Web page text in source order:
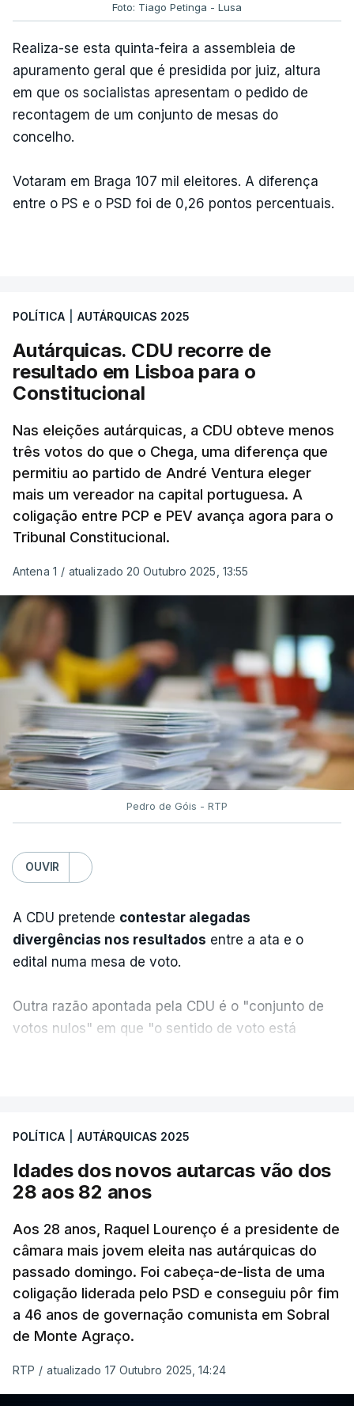
Foto: Tiago Petinga - Lusa
Realiza-se esta quinta-feira a assembleia de
apuramento geral que é presidida por juiz, altura
em que os socialistas apresentam o pedido de
recontagem de um conjunto de mesas do
concelho.
Votaram em Braga 107 mil eleitores. A diferença
entre o PS e o PSD foi de 0,26 pontos percentuais.
POLÍTICA AUTÁRQUICAS 2025
Autárquicas. CDU recorre de
resultado em Lisboa para o
Constitucional
Nas eleições autárquicas, a CDU obteve menos
três votos do que o Chega, uma diferença que
permitiu ao partido de André Ventura eleger
mais um vereador na capital portuguesa. A
coligação entre PCP e PEV avança agora para o
Tribunal Constitucional.
Antena 1 / atualizado 20 Outubro 2025, 13:55
Pedro de Góis - RTP
OUVIR
A CDU pretende contestar alegadas
divergências nos resultados entre a ata e o
edital numa mesa de voto.
Outra razão apontada pela CDU é o "conjunto de
votos nulos" em que "o sentido de voto está
válidos pelo apuramento geral".
As explicações pela voz de Sofia Lisboa, da CDU,
entanto, admite que "desta vez é diferente",
porque a diferença de votos é "muito curta" e,
portanto, tem a "particularidade de decidir, (de)
poucos votos decidirem" a eleição de um vereador.
ERRO100
ERROR ON HTML5 MEDIA ELEMENT
POLÍTICA AUTÁRQUICAS 2025
Idades dos novos autarcas vão dos
28 aos 82 anos
Aos 28 anos, Raquel Lourenço é a presidente de
câmara mais jovem eleita nas autárquicas do
passado domingo. Foi cabeça-de-lista de uma
coligação liderada pelo PSD e conseguiu pôr fim
a 46 anos de governação comunista em Sobral
de Monte Agraço.
RTP / atualizado 17 Outubro 2025, 14:24